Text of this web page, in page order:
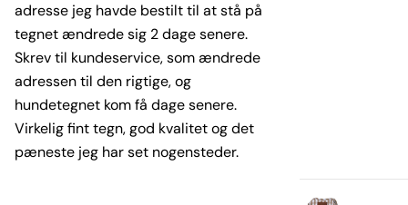
adresse jeg havde bestilt til at stå på
tegnet ændrede sig 2 dage senere.
Skrev til kundeservice, som ændrede
adressen til den rigtige, og
hundetegnet kom få dage senere.
Virkelig fint tegn, god kvalitet og det
pæneste jeg har set nogensteder.